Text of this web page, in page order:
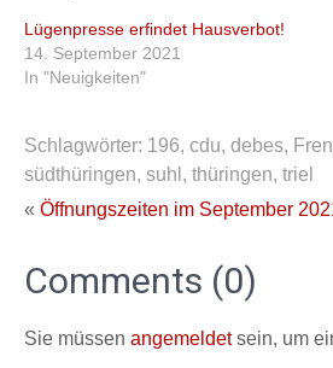
Lügenpresse erfindet Hausverbot!
14. September 2021
In "Neuigkeiten"
Schlagwörter: 196, cdu, debes,
südthüringen, suhl , thüringen, triel
« Öffnungszeiten im September
Comments (0)
Sie müssen angemeldetsein, um